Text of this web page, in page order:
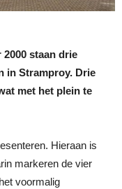
2000 staan drie
in Stramproy. Drie
met het plein te
Hieraan is
markeren de vier
voormalig